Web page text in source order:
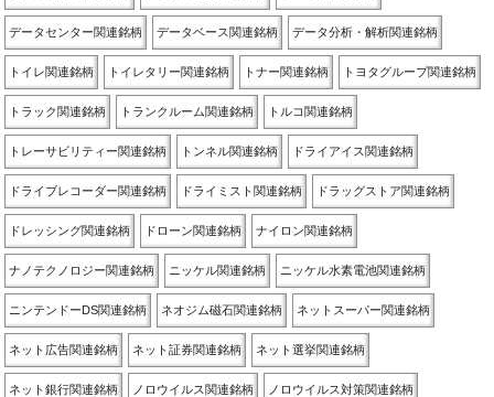
データセンター関連銘柄 データベース関連銘柄 データ分析・解析関連銘柄
トイレ関連銘柄 トイレタリー関連銘柄 トナー関連銘柄 トヨタグループ関連銘柄
トラック関連銘柄 トランクルーム関連銘柄 トルコ関連銘柄
トレーサビリティー関連銘柄 トンネル関連銘柄 ドライアイス関連銘柄
ドライブレコーダー関連銘柄 ドライミスト関連銘柄 ドラッグストア関連銘柄
ドレッシング関連銘柄 ドローン関連銘柄 ナイロン関連銘柄
ナノテクノロジー関連銘柄 ニッケル関連銘柄 ニッケル水素電池関連銘柄
ニンテンドーDS関連銘柄 ネオジム磁石関連銘柄 ネットスーパー関連銘柄
ネット広告関連銘柄 ネット証券関連銘柄 ネット選挙関連銘柄
ネット銀行関連銘柄 ノロウイルス関連銘柄 ノロウイルス対策関連銘柄